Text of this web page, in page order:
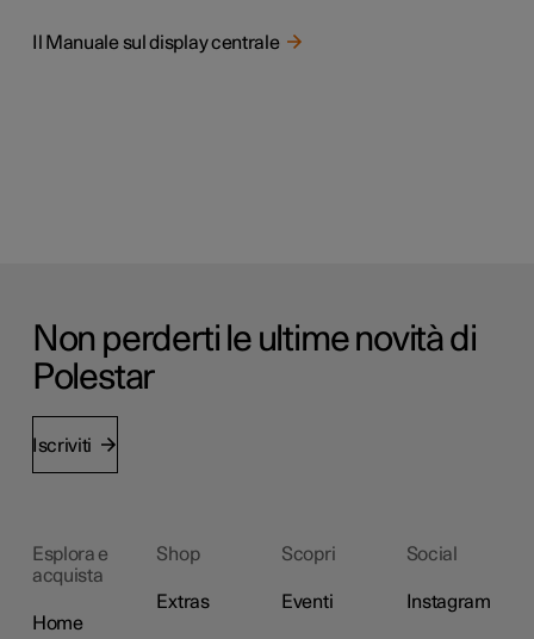
Il Manuale sul display centrale
Non perderti le ultime novità di
Polestar
Iscriviti
Esplora e
acquista
Home
Shop
Extras
Scopri
Eventi
Social
Instagram